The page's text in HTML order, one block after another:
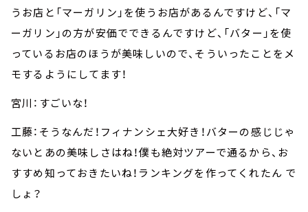
うお店と「マーガリン」を使うお店があるんですけど、「マ
ーガリン」の方が安価でできるんですけど、「バター」を使
っているお店のほうが美味しいので、そういったことをメ
モするようにしてます！
宮川：すごいな！
工藤：そうなんだ！フィナンシェ大好き！バターの感じじゃ
ないとあの美味しさはね！僕も絶対ツアーで通るから、お
すすめ知っておきたいね！ランキングを作ってくれたん で
しょ？